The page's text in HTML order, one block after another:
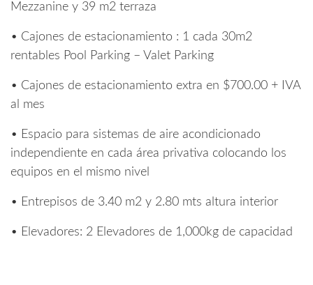
Mezzanine y 39 m2 terraza
• Cajones de estacionamiento : 1 cada 30m2
rentables Pool Parking – Valet Parking
• Cajones de estacionamiento extra en $700.00 + IVA
al mes
• Espacio para sistemas de aire acondicionado
independiente en cada área privativa colocando los
equipos en el mismo nivel
• Entrepisos de 3.40 m2 y 2.80 mts altura interior
• Elevadores: 2 Elevadores de 1,000kg de capacidad